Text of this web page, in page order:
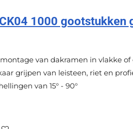
1000
van dakramen in vlakke
grijpen van leisteen, riet en
van 15° - 90°